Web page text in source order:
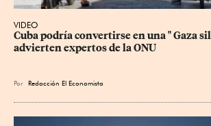
VIDEO
Cuba podría convertirse en una " Gaza
advierten expertos de la ONU
Por Redacción El Economista